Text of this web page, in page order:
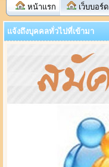
หน้าแรก เว็บบอร์ด
แจ้งถึงบุคคลทั่วไปที่เข้ามา